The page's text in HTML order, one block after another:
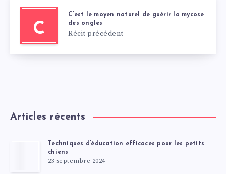
C
C’est le moyen naturel de guérir la mycose
des ongles
Récit précédent
Articles récents
Techniques d’éducation efficaces pour les petits
chiens
23 septembre 2024